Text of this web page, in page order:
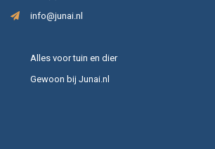
info@junai.nl
Alles voor tuin en dier
Gewoon bij Junai.nl